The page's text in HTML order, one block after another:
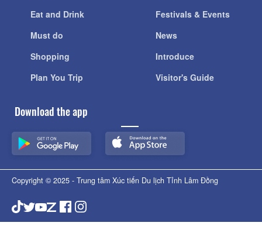
Eat and Drink
Must do
Shopping
Plan You Trip
Festivals & Events
News
Introduce
Visitor's Guide
Download the app
Copyright © 2025 - Trung tâm Xúc tiến Du lịch Tỉnh Lâm Đồng